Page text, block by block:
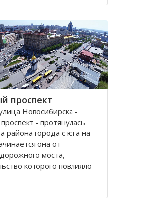
свое начало у гор Алтая
Томь-Чумыш и Уксунай,
проспект
Новосибирска -
- протянулась
района города с юга на
она от
моста,
которого повлияло
года, тогда